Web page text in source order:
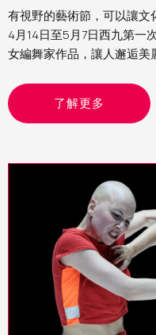
有視野的藝術節，可以讓
4月14日至5月7日西九第一
女編舞家作品，讓人邂逅美
了解更多